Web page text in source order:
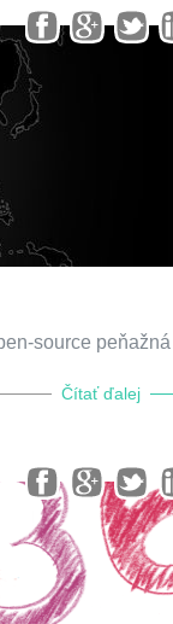
source peňažná
Čítať ďalej